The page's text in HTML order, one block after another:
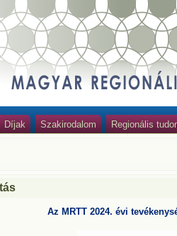
Díjak Szakirodalom Regionális
Az MRTT 2024. évi